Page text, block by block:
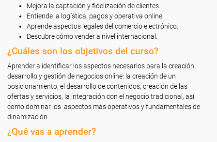
Mejora la captación y fidelización de clientes.
Entiende la logística, pagos y operativa online.
Aprende aspectos legales del comercio electrónico.
Descubre cómo vender a nivel internacional.
¿Cuáles son los objetivos del curso?
Aprender a identificar los aspectos necesarios para la creación,
desarrollo y gestión de negocios online: la creación de un
posicionamiento, el desarrollo de contenidos, creación de las
ofertas y servicios, la integración con el negocio tradicional, así
como dominar los aspectos más operativos y fundamentales de
dinamización.
¿Qué vas a aprender?